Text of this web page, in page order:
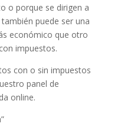
o porque se dirigen a
puede ser una
económico que otro
impuestos.
con o sin impuestos
panel de
online.